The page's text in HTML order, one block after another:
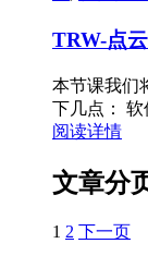
TRW-点
本节课我们
下几点： 软
阅读详情
文章分
1 2 下一页